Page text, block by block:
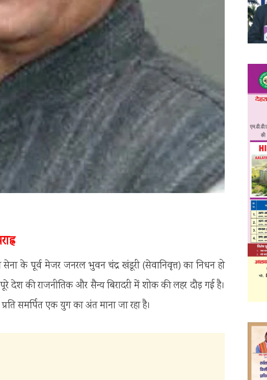
सेना के पूर्व मेजर जनरल भुवन चंद्र खंडूरी (सेवानिवृत्त) का निधन हो
देश की राजनीतिक और सैन्य बिरादरी में शोक की लहर दौड़ गई है।
समर्पित एक युग का अंत माना जा रहा है।